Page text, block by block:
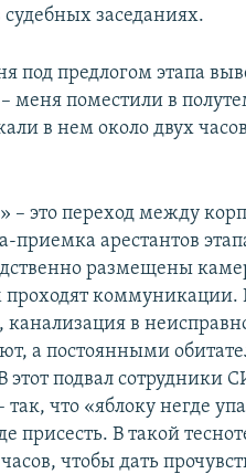
заседаниях.
под предлогом этапа
– меня поместили в
в нем около двух
– это переход между
приемка арестантов
размещены
проходят коммуникации.
канализация в
а постоянными
этот подвал сотрудники
так, что «яблоку негде
присесть. В такой
чтобы дать